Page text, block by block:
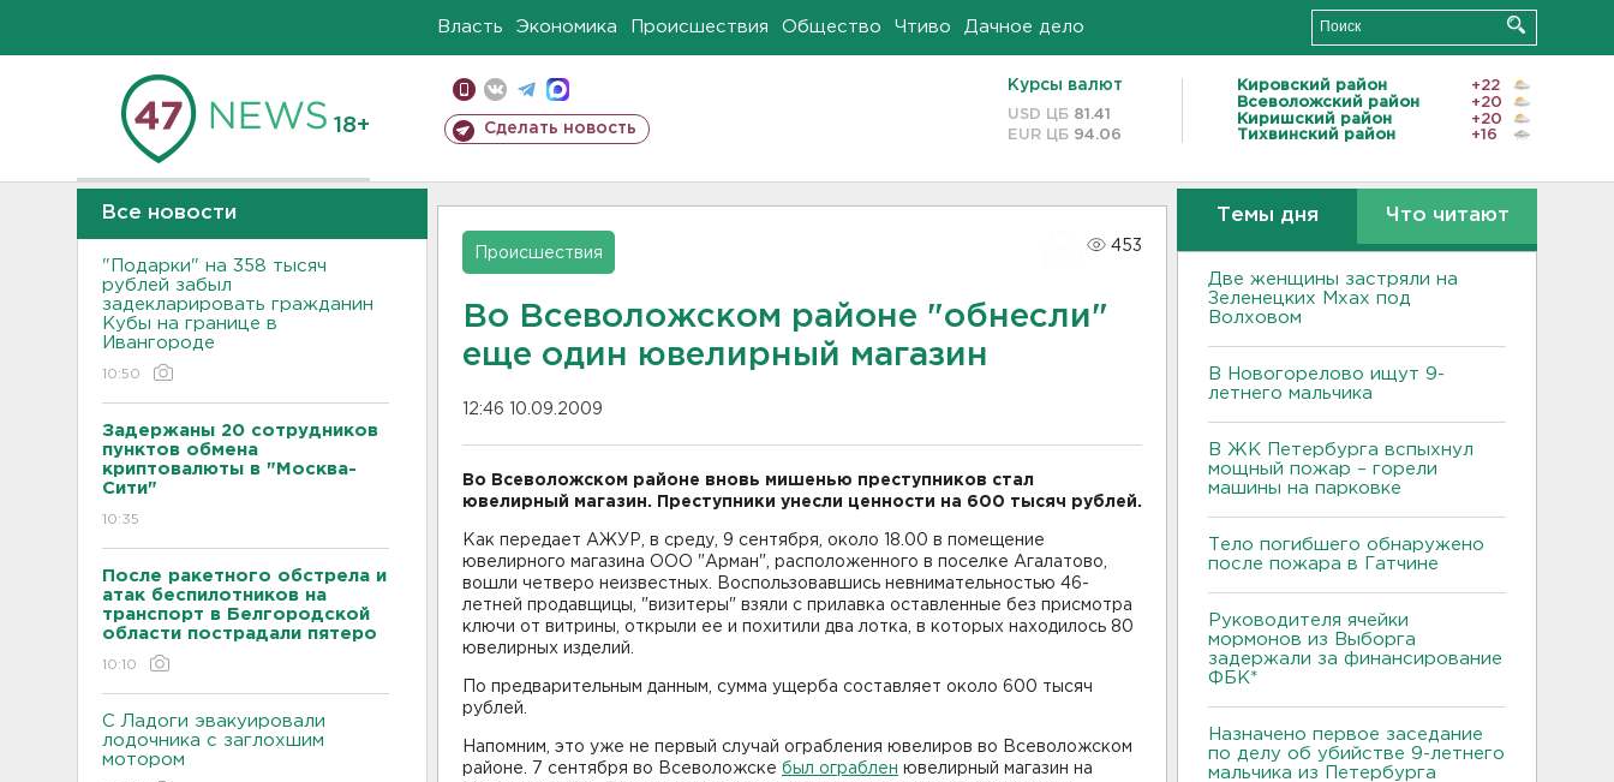
Власть Экономика Происшествия Общество Чтиво Дачное дело
18+ Сделать новость
Курсы валют
USD ЦБ 81.41
EUR ЦБ 94.06
Кировский район
+22
Всеволожский район
+20
Киришский район
+20
Тихвинский район
+16
Все новости
"Подарки" на 358 тысяч
рублей забыл
задекларировать гражданин
Кубы на границе в
Ивангороде
10:50
Задержаны 20 сотрудников
пунктов обмена
криптовалюты в "Москва-
Сити"
10:35
После ракетного обстрела и
атак беспилотников на
транспорт в Белгородской
области пострадали пятеро
10:10
С Ладоги эвакуировали
лодочника с заглохшим
мотором
Происшествия
453
Во Всеволожском районе "обнесли"
еще один ювелирный магазин
12:46 10.09.2009
Во Всеволожском районе вновь мишенью преступников стал
ювелирный магазин. Преступники унесли ценности на 600 тысяч рублей.
Как передает АЖУР, в среду, 9 сентября, около 18.00 в помещение
ювелирного магазина ООО "Арман", расположенного в поселке Агалатово,
вошли четверо неизвестных. Воспользовавшись невнимательностью 46-
летней продавщицы, "визитеры" взяли с прилавка оставленные без присмотра
ключи от витрины, открыли ее и похитили два лотка, в которых находилось 80
ювелирных изделий.
По предварительным данным, сумма ущерба составляет около 600 тысяч
рублей.
Напомним, это уже не первый случай ограбления ювелиров во Всеволожском
районе. 7 сентября во Всеволожске был ограблен ювелирный магазин на
Темы дня Что читают
Две женщины застряли на
Зеленецких Мхах под
Волховом
В Новогорелово ищут 9-
летнего мальчика
В ЖК Петербурга вспыхнул
мощный пожар – горели
машины на парковке
Тело погибшего обнаружено
после пожара в Гатчине
Руководителя ячейки
мормонов из Выборга
задержали за финансирование
ФБК*
Назначено первое заседание
по делу об убийстве 9-летнего
мальчика из Петербурга